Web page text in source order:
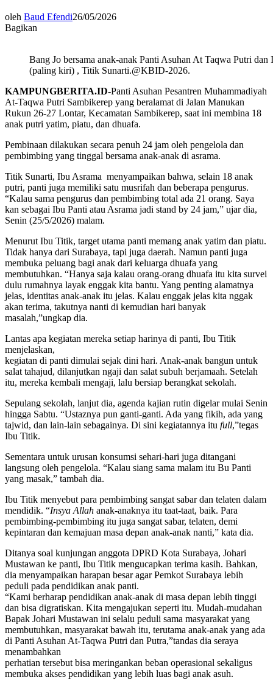
oleh Baud Efendi26/05/2026
Bagikan
Bang Jo bersama anak-anak Panti Asuhan At Taqwa Putri dan
(paling kiri) , Titik Sunarti.@KBID-2026.
KAMPUNGBERITA.ID-Panti Asuhan Pesantren Muhammadiyah
At-Taqwa Putri Sambikerep yang beralamat di Jalan Manukan
Rukun 26-27 Lontar, Kecamatan Sambikerep, saat ini membina 18
anak putri yatim, piatu, dan dhuafa.
Pembinaan dilakukan secara penuh 24 jam oleh pengelola dan
pembimbing yang tinggal bersama anak-anak di asrama.
Titik Sunarti, Ibu Asrama menyampaikan bahwa, selain 18 anak
putri, panti juga memiliki satu musrifah dan beberapa pengurus.
“Kalau sama pengurus dan pembimbing total ada 21 orang. Saya
kan sebagai Ibu Panti atau Asrama jadi stand by 24 jam,” ujar dia,
Senin (25/5/2026) malam.
Menurut Ibu Titik, target utama panti memang anak yatim dan piatu.
Tidak hanya dari Surabaya, tapi juga daerah. Namun panti juga
membuka peluang bagi anak dari keluarga dhuafa yang
membutuhkan. “Hanya saja kalau orang-orang dhuafa itu kita survei
dulu rumahnya layak enggak kita bantu. Yang penting alamatnya
jelas, identitas anak-anak itu jelas. Kalau enggak jelas kita nggak
akan terima, takutnya nanti di kemudian hari banyak
masalah,”ungkap dia.
Lantas apa kegiatan mereka setiap harinya di panti, Ibu Titik
menjelaskan,
kegiatan di panti dimulai sejak dini hari. Anak-anak bangun untuk
salat tahajud, dilanjutkan ngaji dan salat subuh berjamaah. Setelah
itu, mereka kembali mengaji, lalu bersiap berangkat sekolah.
Sepulang sekolah, lanjut dia, agenda kajian rutin digelar mulai Senin
hingga Sabtu. “Ustaznya pun ganti-ganti. Ada yang fikih, ada yang
tajwid, dan lain-lain sebagainya. Di sini kegiatannya itu full,”tegas
Ibu Titik.
Sementara untuk urusan konsumsi sehari-hari juga ditangani
langsung oleh pengelola. “Kalau siang sama malam itu Bu Panti
yang masak,” tambah dia.
Ibu Titik menyebut para pembimbing sangat sabar dan telaten dalam
mendidik. “Insya Allah anak-anaknya itu taat-taat, baik. Para
pembimbing-pembimbing itu juga sangat sabar, telaten, demi
kepintaran dan kemajuan masa depan anak-anak nanti,” kata dia.
Ditanya soal kunjungan anggota DPRD Kota Surabaya, Johari
Mustawan ke panti, Ibu Titik mengucapkan terima kasih. Bahkan,
dia menyampaikan harapan besar agar Pemkot Surabaya lebih
peduli pada pendidikan anak panti.
“Kami berharap pendidikan anak-anak di masa depan lebih tinggi
dan bisa digratiskan. Kita mengajukan seperti itu. Mudah-mudahan
Bapak Johari Mustawan ini selalu peduli sama masyarakat yang
membutuhkan, masyarakat bawah itu, terutama anak-anak yang ada
di Panti Asuhan At-Taqwa Putri dan Putra,”tandas dia seraya
menambahkan
perhatian tersebut bisa meringankan beban operasional sekaligus
membuka akses pendidikan yang lebih luas bagi anak asuh.